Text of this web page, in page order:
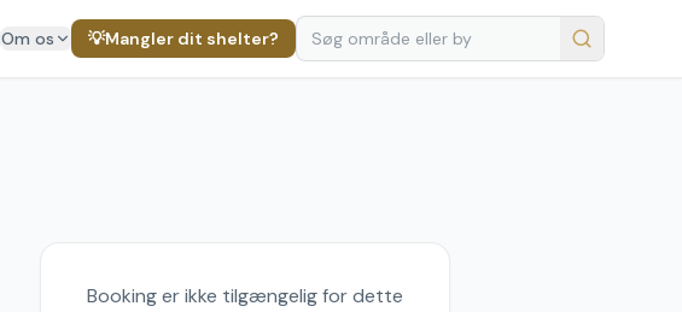
Om os 💡Mangler dit shelter?
Booking er ikke tilgængelig for dette